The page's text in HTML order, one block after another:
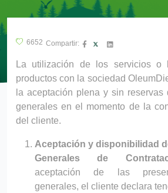
6652 Compartir:
La utilización de los servicios o
productos con la sociedad
la aceptación plena y sin
generales en el momento de la
del cliente.
Aceptación y disponibilidad
Generales de
aceptación de las
generales, el cliente declara